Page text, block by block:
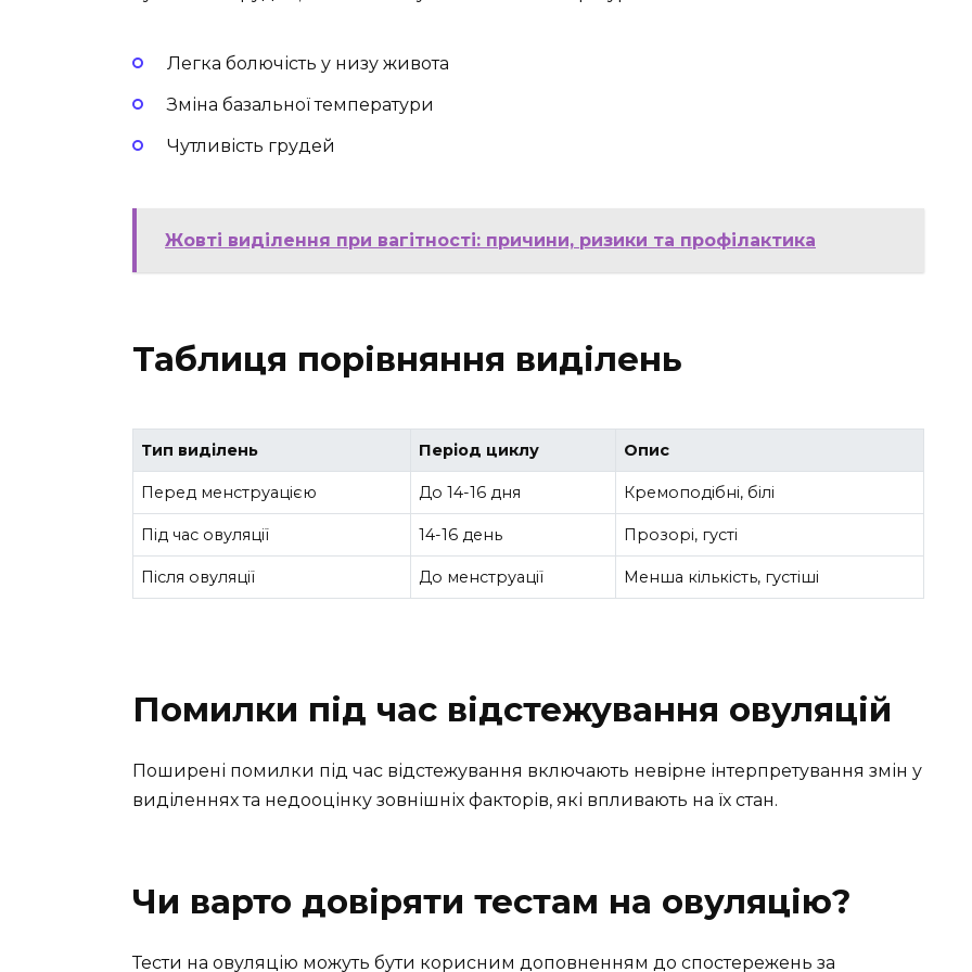
Легка болючість у низу живота
Зміна базальної температури
Чутливість грудей
Жовті виділення при вагітності: причини, ризики та профілактика
Таблиця порівняння виділень
Тип виділень Період циклу Опис
Перед менструацією До 14-16 дня Кремоподібні, білі
Під час овуляції 14-16 день Прозорі, густі
Після овуляції До менструації Менша кількість, густіші
Помилки під час відстежування овуляцій
Поширені помилки під час відстежування включають невірне інтерпретування змін у
виділеннях та недооцінку зовнішніх факторів, які впливають на їх стан.
Чи варто довіряти тестам на овуляцію?
Тести на овуляцію можуть бути корисним доповненням до спостережень за